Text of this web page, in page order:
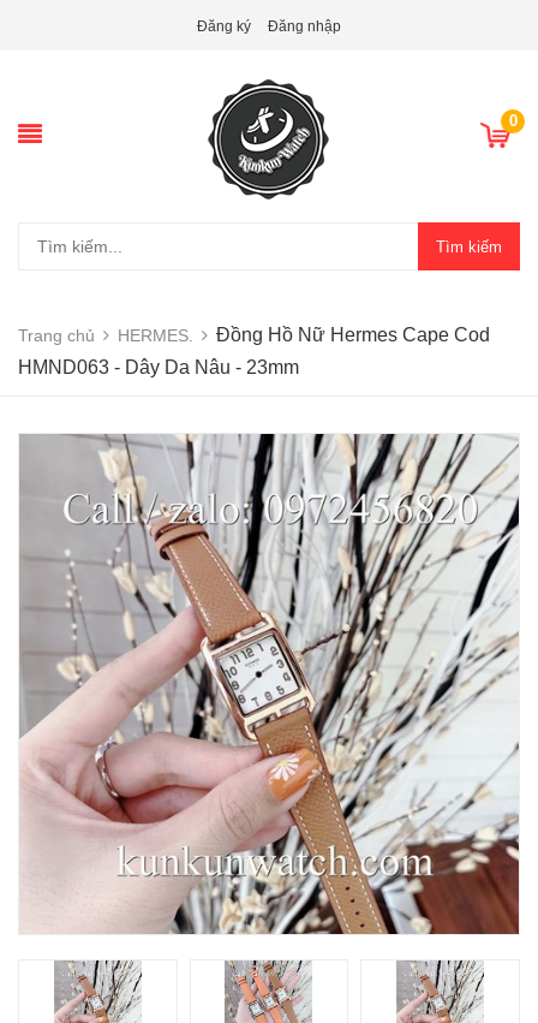
Đăng ký Đăng nhập
0
Tìm kiếm
Trang chủ HERMES.
Đồng Hồ Nữ Hermes Cape Cod
HMND063 - Dây Da Nâu - 23mm